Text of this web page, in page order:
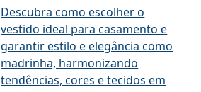
Descubra como escolher o
vestido ideal para casamento e
garantir estilo e elegância como
madrinha, harmonizando
tendências, cores e tecidos em